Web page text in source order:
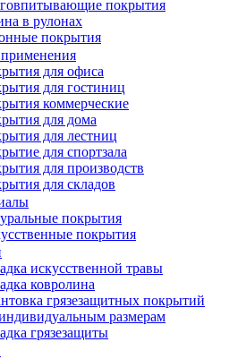
покрытия
в рулонах
покрытия
для офиса
для гостиниц
коммерческие
для дома
для лестниц
для спортзала
для производств
для складов
покрытия
покрытия
искусственной травы
ковролина
грязезащитных покрытий
размерам
грязезащиты